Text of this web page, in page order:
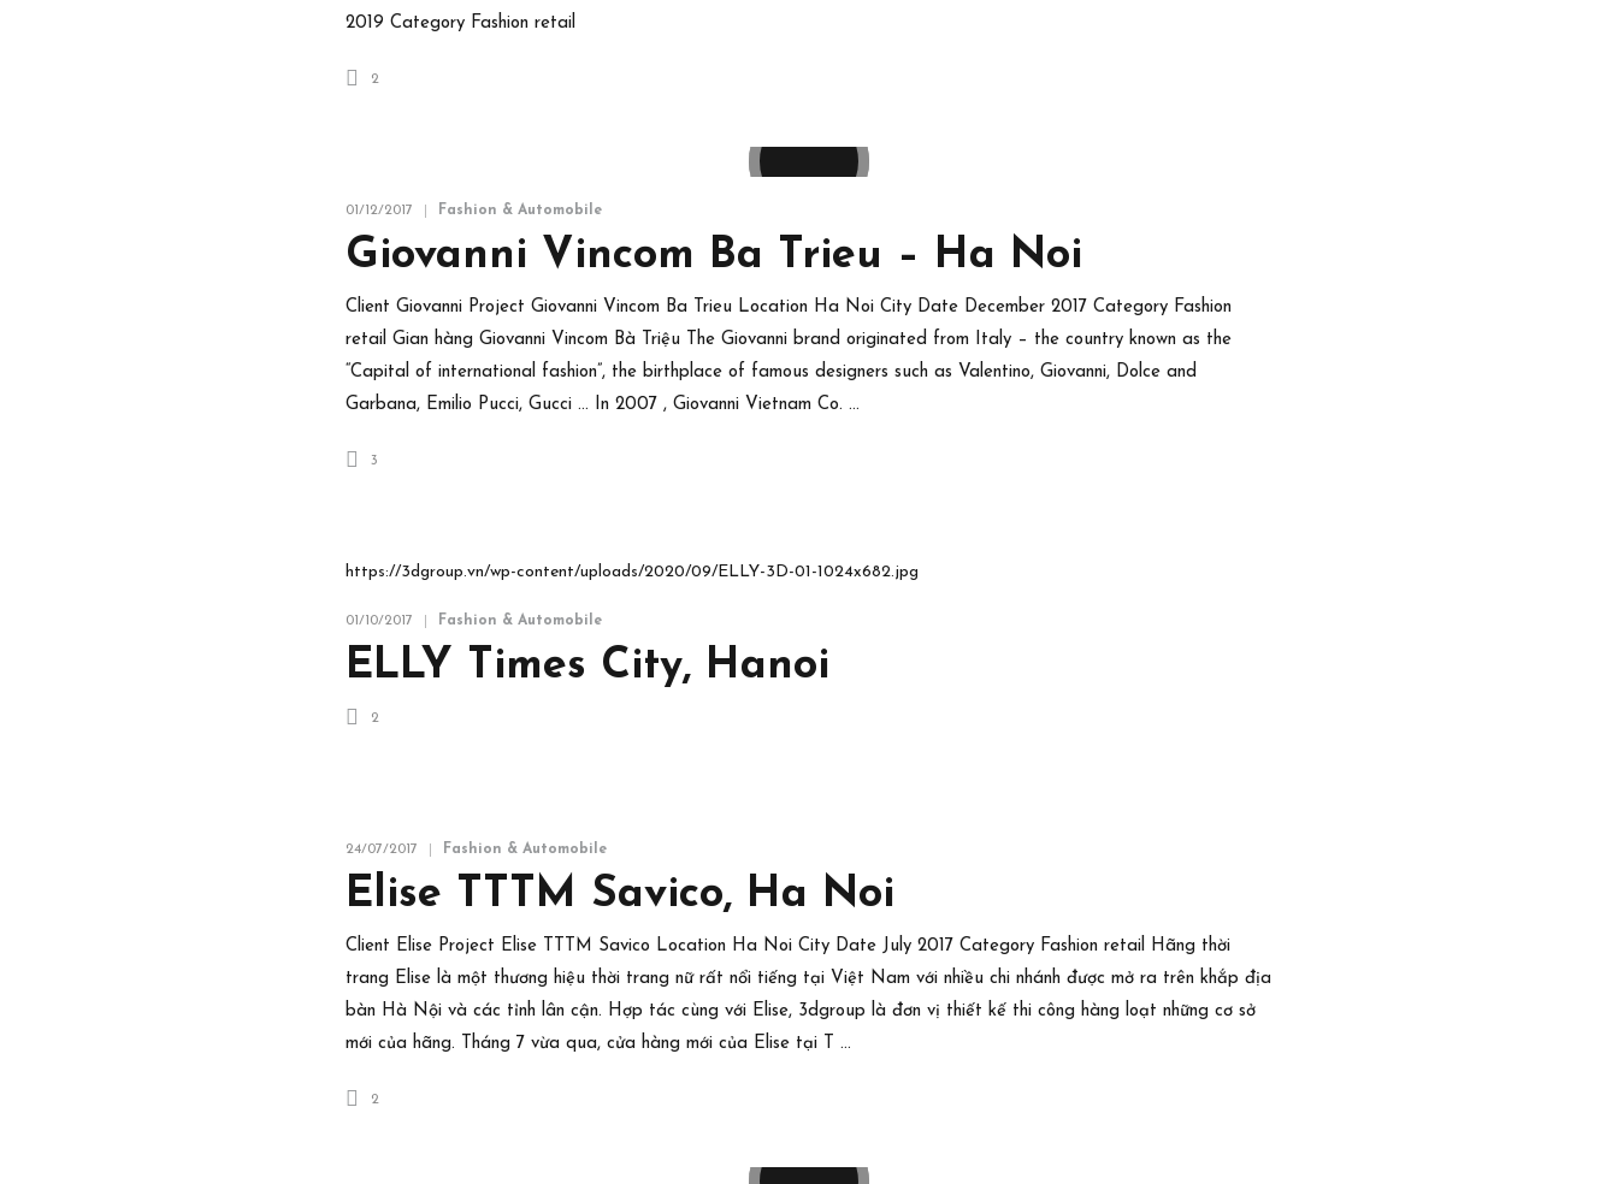
2019 Category Fashion retail
2
01/12/2017 Fashion & Automobile
Giovanni Vincom Ba Trieu – Ha Noi
Client Giovanni Project Giovanni Vincom Ba Trieu Location Ha Noi City Date December 2017 Category Fashion
retail Gian hàng Giovanni Vincom Bà Triệu The Giovanni brand originated from Italy – the country known as the
“Capital of international fashion”, the birthplace of famous designers such as Valentino, Giovanni, Dolce and
Garbana, Emilio Pucci, Gucci … In 2007 , Giovanni Vietnam Co. …
3
https://3dgroup.vn/wp-content/uploads/2020/09/ELLY-3D-01-1024x682.jpg
01/10/2017 Fashion & Automobile
ELLY Times City, Hanoi
2
24/07/2017 Fashion & Automobile
Elise TTTM Savico, Ha Noi
Client Elise Project Elise TTTM Savico Location Ha Noi City Date July 2017 Category Fashion retail Hãng thời
trang Elise là một thương hiệu thời trang nữ rất nổi tiếng tại Việt Nam với nhiều chi nhánh được mở ra trên khắp địa
bàn Hà Nội và các tỉnh lân cận. Hợp tác cùng với Elise, 3dgroup là đơn vị thiết kế thi công hàng loạt những cơ sở
mới của hãng. Tháng 7 vừa qua, cửa hàng mới của Elise tại T …
2